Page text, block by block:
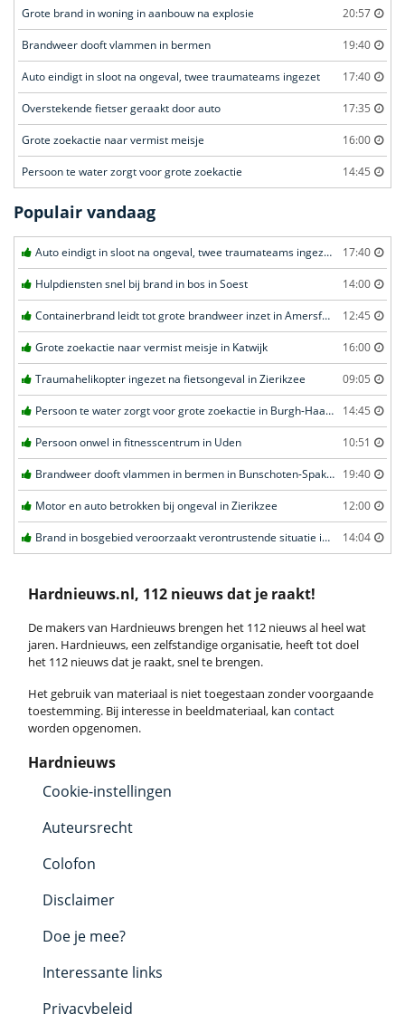
Grote brand in woning in aanbouw na explosie 20:57
Brandweer dooft vlammen in bermen 19:40
Auto eindigt in sloot na ongeval, twee traumateams ingezet 17:40
Overstekende fietser geraakt door auto 17:35
Grote zoekactie naar vermist meisje 16:00
Persoon te water zorgt voor grote zoekactie 14:45
Populair vandaag
Auto eindigt in sloot na ongeval, twee traumateams ingezet in Uden 17:40
Hulpdiensten snel bij brand in bos in Soest 14:00
Containerbrand leidt tot grote brandweer inzet in Amersfoort 12:45
Grote zoekactie naar vermist meisje in Katwijk 16:00
Traumahelikopter ingezet na fietsongeval in Zierikzee 09:05
Persoon te water zorgt voor grote zoekactie in Burgh-Haamstede 14:45
Persoon onwel in fitnesscentrum in Uden 10:51
Brandweer dooft vlammen in bermen in Bunschoten-Spakenburg 19:40
Motor en auto betrokken bij ongeval in Zierikzee 12:00
Brand in bosgebied veroorzaakt verontrustende situatie in Schaijk 14:04
Hardnieuws.nl, 112 nieuws dat je raakt!
De makers van Hardnieuws brengen het 112 nieuws al heel wat
jaren. Hardnieuws, een zelfstandige organisatie, heeft tot doel
het 112 nieuws dat je raakt, snel te brengen.
Het gebruik van materiaal is niet toegestaan zonder voorgaande
toestemming. Bij interesse in beeldmateriaal, kan contact
worden opgenomen.
Hardnieuws
Cookie-instellingen
Auteursrecht
Colofon
Disclaimer
Doe je mee?
Interessante links
Privacybeleid